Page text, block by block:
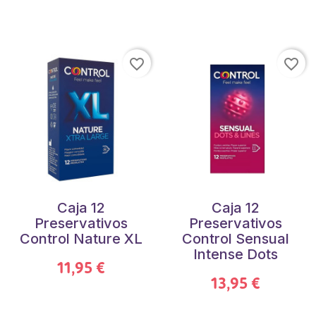
Caja 12
Preservativos
Control Nature XL
11,95 €
favorite_border
Caja 12
Preservativos
Control Sensual
Intense Dots
13,95 €
favorite_border